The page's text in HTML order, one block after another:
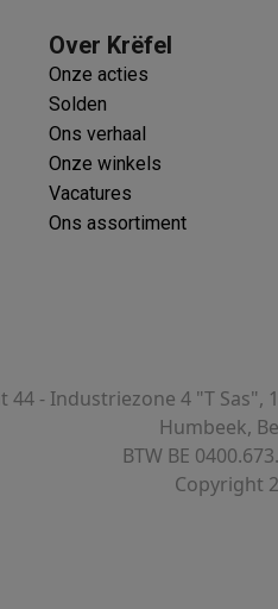
VR-brillenPlaystation
Nintendo Switch
monitors
AirTags &
Over Krëfel
Onze acties
Solden
Ons verhaal
Onze winkels
Vacatures
Ons assortiment
44 - Industriezone 4 "T Sas",
Humbeek,
BTW BE
Copyright